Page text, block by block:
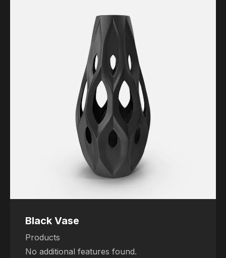
Black Vase
Products
No additional features found.